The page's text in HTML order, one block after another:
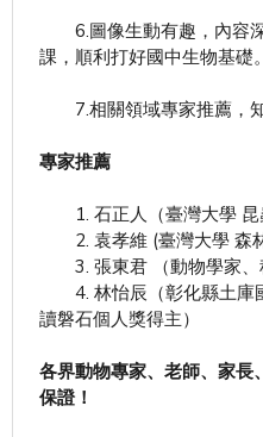
6.圖像生動有趣，內容
課，順利打好國中生物基礎。
7.相關領域專家推薦，知
專家推薦
1. 石正人（臺灣大學 昆
2. 袁孝維 (臺灣大學 森
3. 張東君 （動物學家、
4. 林怡辰（彰化縣土庫
讀磐石個人獎得主）
各界動物專家、老師、家長
保證！